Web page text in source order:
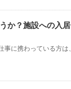
か？施設への入
に携わっている方は